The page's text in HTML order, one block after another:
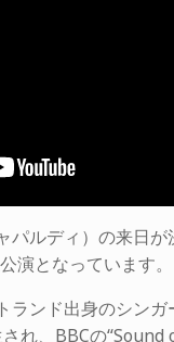
ルディ）の来日
演となっています。
ンド出身のシン
れ、BBCの